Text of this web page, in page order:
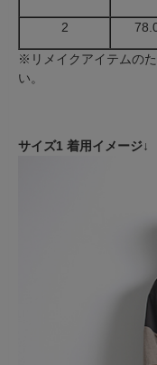
2
※リメイクアイテムの
い。
サイズ1 着用イメージ↓